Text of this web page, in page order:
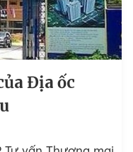
Địa ốc